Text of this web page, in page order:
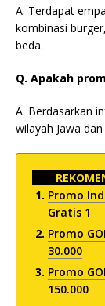
A. Terdapat
kombinasi
beda.
Q. Apakah
A. Berdasarkan
wilayah Jawa dan
Promo
Gratis 1
Promo
30.000
Promo
150.000